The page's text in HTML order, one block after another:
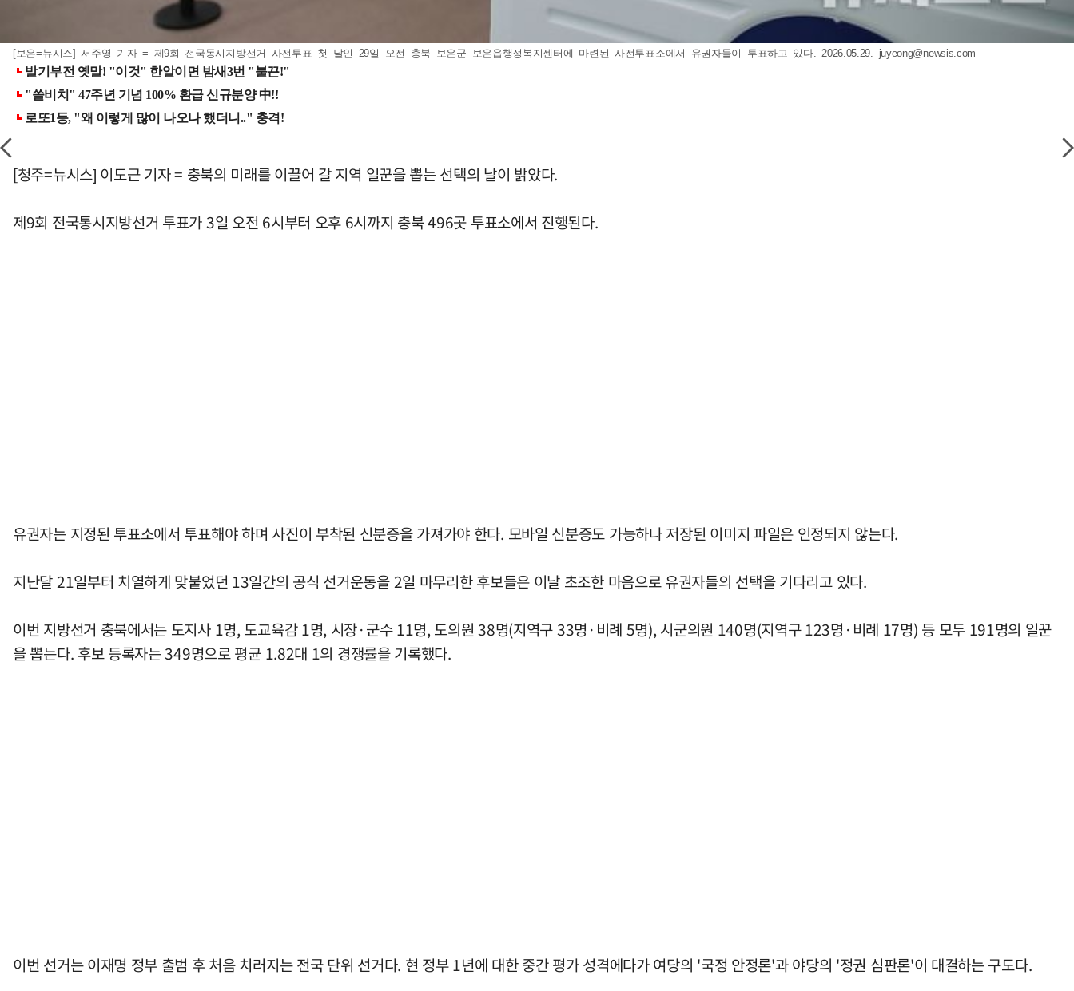
[보은=뉴시스] 서주영 기자 = 제9회 전국동시지방선거 사전투표 첫 날인 29일 오전 충북 보은군 보은읍행정복지센터에 마련된 사전투표소에서 유권자들이 투표하고 있다. 2026.05.29. juyeong@newsis.com
[청주=뉴시스] 이도근 기자 = 충북의 미래를 이끌어 갈 지역 일꾼을 뽑는 선택의 날이 밝았다.
제9회 전국통시지방선거 투표가 3일 오전 6시부터 오후 6시까지 충북 496곳 투표소에서 진행된다.
유권자는 지정된 투표소에서 투표해야 하며 사진이 부착된 신분증을 가져가야 한다. 모바일 신분증도 가능하나 저장된 이미지 파일은 인정되지 않는다.
지난달 21일부터 치열하게 맞붙었던 13일간의 공식 선거운동을 2일 마무리한 후보들은 이날 초조한 마음으로 유권자들의 선택을 기다리고 있다.
이번 지방선거 충북에서는 도지사 1명, 도교육감 1명, 시장·군수 11명, 도의원 38명(지역구 33명·비례 5명), 시군의원 140명(지역구 123명·비례 17명) 등 모두 191명의 일꾼
을 뽑는다. 후보 등록자는 349명으로 평균 1.82대 1의 경쟁률을 기록했다.
이번 선거는 이재명 정부 출범 후 처음 치러지는 전국 단위 선거다. 현 정부 1년에 대한 중간 평가 성격에다가 여당의 '국정 안정론'과 야당의 '정권 심판론'이 대결하는 구도다.